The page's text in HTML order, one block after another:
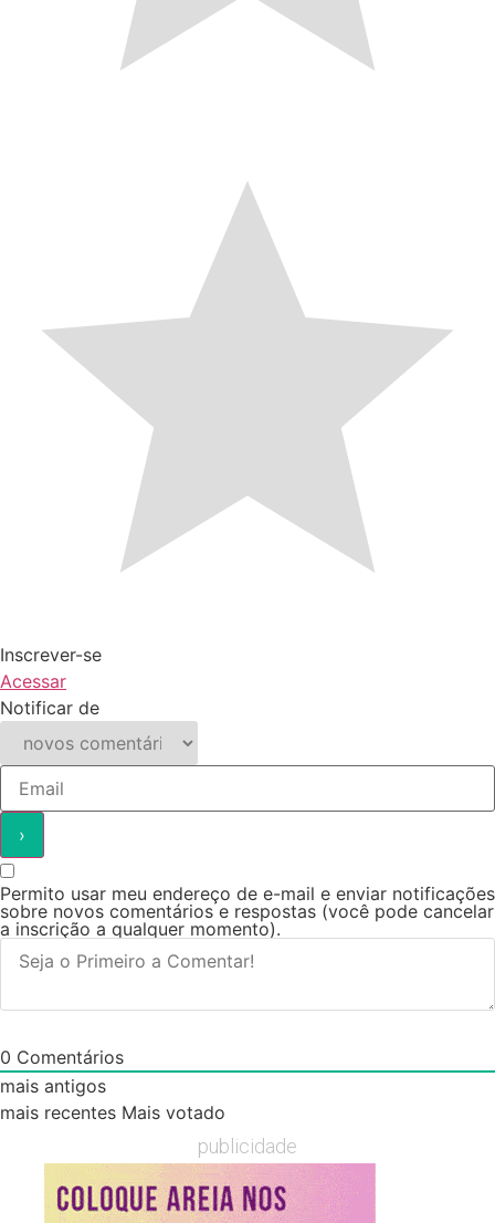
Inscrever-se
Acessar
Notificar de
Permito usar meu endereço de e-mail e enviar notificações
sobre novos comentários e respostas (você pode cancelar
a inscrição a qualquer momento).
0 Comentários
mais antigos
mais recentes Mais votado
publicidade